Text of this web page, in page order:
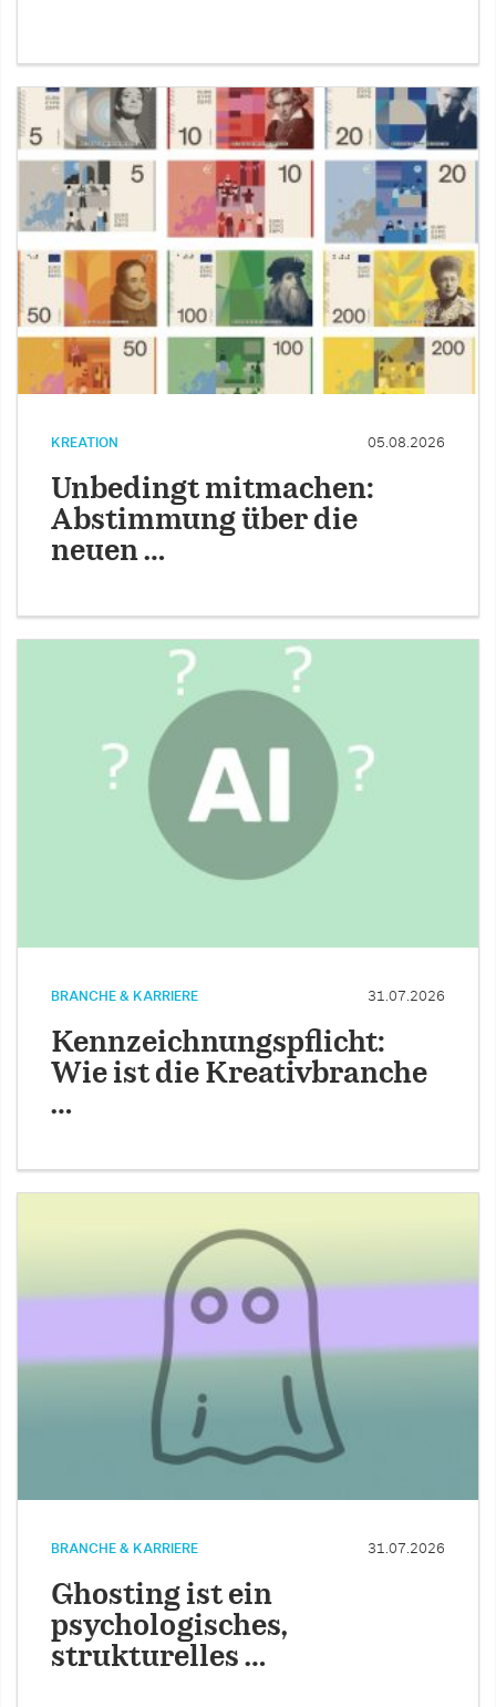
KREATION 05.08.2026
Unbedingt mitmachen:
Abstimmung über die
neuen …
BRANCHE & KARRIERE 31.07.2026
Kennzeichnungspflicht:
Wie ist die Kreativbranche
…
BRANCHE & KARRIERE 31.07.2026
Ghosting ist ein
psychologisches,
strukturelles …